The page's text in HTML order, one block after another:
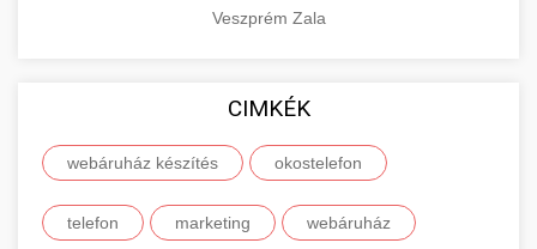
Veszprém Zala
CIMKÉK
webáruház készítés okostelefon
telefon marketing webáruház